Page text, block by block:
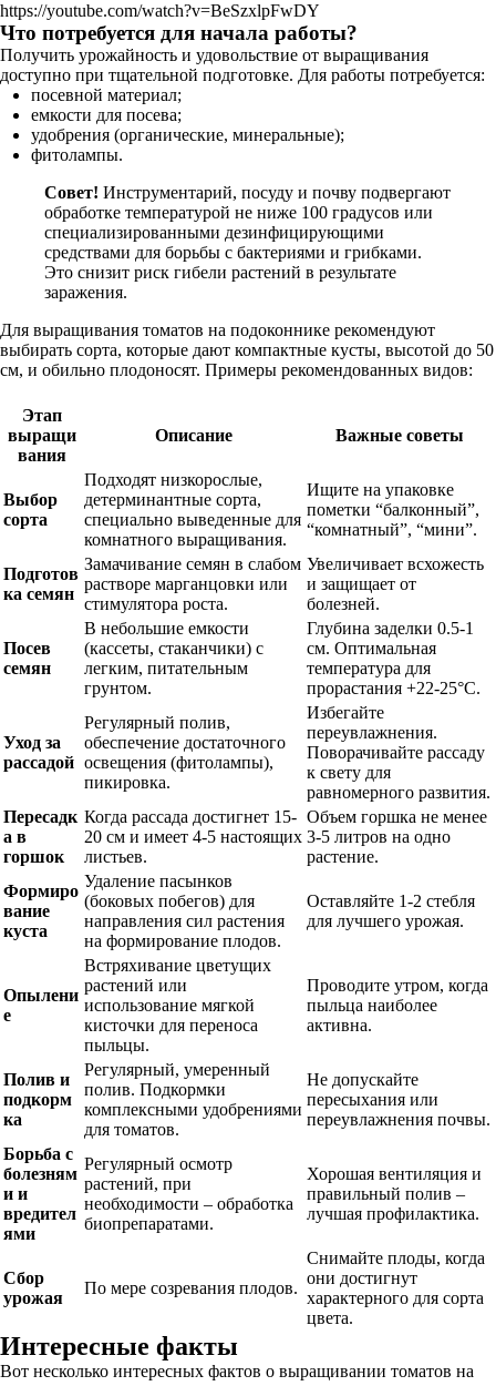
https://youtube.com/watch?v=BeSzxlpFwDY
Что потребуется для начала работы?
Получить урожайность и удовольствие от выращивания
доступно при тщательной подготовке. Для работы потребуется:
посевной материал;
емкости для посева;
удобрения (органические, минеральные);
фитолампы.
Совет! Инструментарий, посуду и почву подвергают
обработке температурой не ниже 100 градусов или
специализированными дезинфицирующими
средствами для борьбы с бактериями и грибками.
Это снизит риск гибели растений в результате
заражения.
Для выращивания томатов на подоконнике рекомендуют
выбирать сорта, которые дают компактные кусты, высотой до 50
см, и обильно плодоносят. Примеры рекомендованных видов:
Этап
выращи
вания
Описание Важные советы
Выбор
сорта
Подходят низкорослые,
детерминантные сорта,
специально выведенные для
комнатного выращивания.
Ищите на упаковке
пометки “балконный”,
“комнатный”, “мини”.
Подготов
ка семян
Замачивание семян в слабом
растворе марганцовки или
стимулятора роста.
Увеличивает всхожесть
и защищает от
болезней.
Посев
семян
В небольшие емкости
(кассеты, стаканчики) с
легким, питательным
грунтом.
Глубина заделки 0.5-1
см. Оптимальная
температура для
прорастания +22-25°C.
Уход за
рассадой
Регулярный полив,
обеспечение достаточного
освещения (фитолампы),
пикировка.
Избегайте
переувлажнения.
Поворачивайте рассаду
к свету для
равномерного развития.
Пересадк
а в
горшок
Когда рассада достигнет 15-
20 см и имеет 4-5 настоящих
листьев.
Объем горшка не менее
3-5 литров на одно
растение.
Формиро
вание
куста
Удаление пасынков
(боковых побегов) для
направления сил растения
на формирование плодов.
Оставляйте 1-2 стебля
для лучшего урожая.
Опылени
е
Встряхивание цветущих
растений или
использование мягкой
кисточки для переноса
пыльцы.
Проводите утром, когда
пыльца наиболее
активна.
Полив и
подкорм
ка
Регулярный, умеренный
полив. Подкормки
комплексными удобрениями
для томатов.
Не допускайте
пересыхания или
переувлажнения почвы.
Борьба с
болезням
и и
вредител
ями
Регулярный осмотр
растений, при
необходимости – обработка
биопрепаратами.
Хорошая вентиляция и
правильный полив –
лучшая профилактика.
Сбор
урожая
По мере созревания плодов.
Снимайте плоды, когда
они достигнут
характерного для сорта
цвета.
Интересные факты
Вот несколько интересных фактов о выращивании томатов на